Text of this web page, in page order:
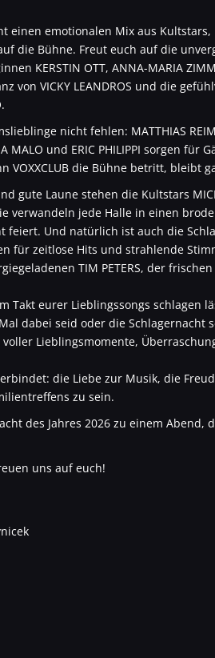
einen emotionalen Mix aus Kultstars,
die Bühne. Freut euch auf die
KERSTIN OTT, ANNA-MARIA
von VICKY LEANDROS und die
nicht fehlen: MATTHIAS REIM,
MALO und ERIC PHILIPPI sorgen
VOXXCLUB die Bühne betritt, bleibt
gute Laune stehen die Kultstars
verwandeln jede Halle in einen
Und natürlich ist auch die
für zeitlose Hits und strahlende
TIM PETERS, der
Takt eurer Lieblingssongs schlagen
dabei seid oder die Schlagernacht
voller Lieblingsmomente,
die Liebe zur Musik, die
zu sein.
des Jahres 2026 zu einem Abend,
uns auf euch!